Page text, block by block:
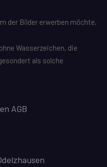
der Bilder erwerben möchte,
Wasserzeichen, die
als solche
AGB